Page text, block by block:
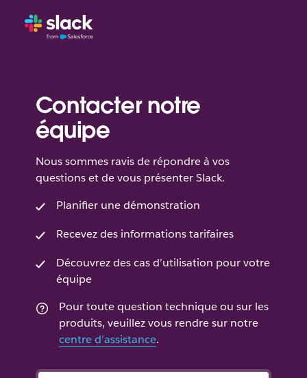
Contacter notre
équipe
Nous sommes ravis de répondre à vos
questions et de vous présenter Slack.
Planifier une démonstration
Recevez des informations tarifaires
Découvrez des cas d’utilisation pour votre
équipe
Pour toute question technique ou sur les
produits, veuillez vous rendre sur notre
centre d’assistance.